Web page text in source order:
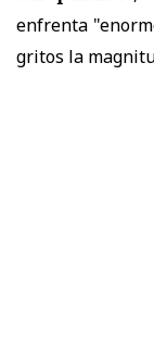
enfrenta
gritos la